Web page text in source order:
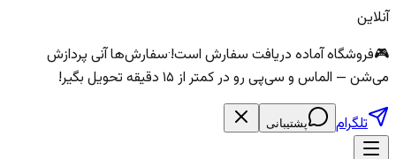
آنلاین
🎮فروشگاه آماده دریافت سفارش است!·سفارش‌ها آنی پردازش
می‌شن — الماس و سی‌پی رو در کمتر از ۱۵ دقیقه تحویل بگیر!
تلگرام پشتیبانی